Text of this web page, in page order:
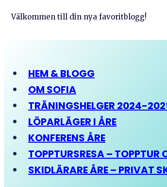
Välkommen till din nya favoritblogg!
HEM & BLOGG
OM SOFIA
TRÄNINGSHELGER 2024-
LÖPARLÄGER I ÅRE
KONFERENS ÅRE
TOPPTURSRESA – TOPPTUR
SKIDLÄRARE ÅRE – PRIVAT